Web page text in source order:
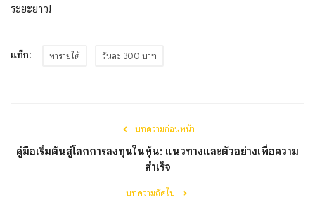
ระยะยาว!
แท็ก: หารายได้ วันละ 300 บาท
บทความก่อนหน้า
คู่มือเริ่มต้นสู่โลกการลงทุนในหุ้น: แนวทางและตัวอย่างเพื่อความ
สำเร็จ
บทความถัดไป